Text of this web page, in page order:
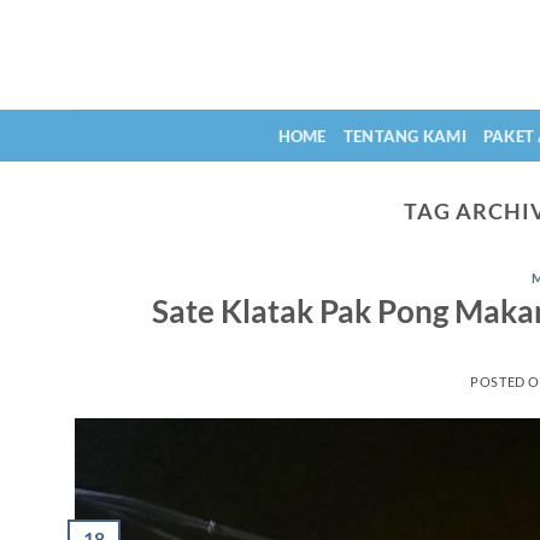
HOME TENTANG KAMI PAKET
TAG
Sate Klatak Pak Pong
POSTED